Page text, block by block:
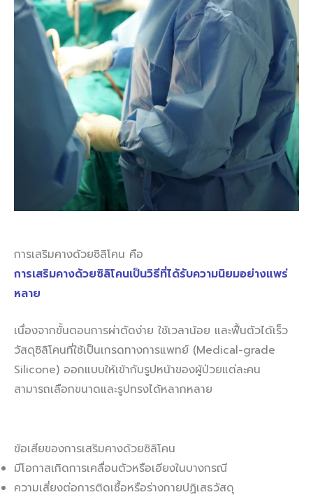
การเสริมคางด้วยซิลิโคน คือ
การเสริมคางด้วยซิลิโคนเป็นวิธีที่ได้รับความนิยมอย่างแพร่
หลาย
เนื่องจากขั้นตอนการผ่าตัดง่าย ใช้เวลาน้อย และฟื้นตัวได้เร็ว
วัสดุซิลิโคนที่ใช้เป็นเกรดทางการแพทย์ (Medical-grade
Silicone) ออกแบบให้เข้ากับรูปหน้าของผู้ป่วยแต่ละคน
สามารถเลือกขนาดและรูปทรงได้หลากหลาย
ข้อเสียของการเสริมคางด้วยซิลิโคน
มีโอกาสเกิดการเคลื่อนตัวหรือเอียงในบางกรณี
ความเสี่ยงต่อการติดเชื้อหรือร่างกายปฏิเสธวัสดุ